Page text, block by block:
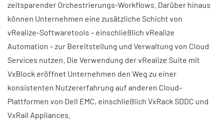
zeitsparender Orchestrierungs-Workflows. Darüber hinaus
können Unternehmen eine zusätzliche Schicht von
vRealize-Softwaretools – einschließlich vRealize
Automation – zur Bereitstellung und Verwaltung von Cloud
Services nutzen. Die Verwendung der vRealize Suite mit
VxBlock eröffnet Unternehmen den Weg zu einer
konsistenten Nutzererfahrung auf anderen Cloud-
Plattformen von Dell EMC, einschließlich VxRack SDDC und
VxRail Appliances.